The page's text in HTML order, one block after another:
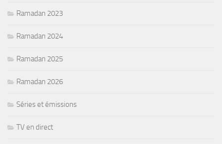
Ramadan 2023
Ramadan 2024
Ramadan 2025
Ramadan 2026
Séries et émissions
TV en direct